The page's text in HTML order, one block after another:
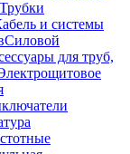
Трубки
и системы
Силовой
для труб,